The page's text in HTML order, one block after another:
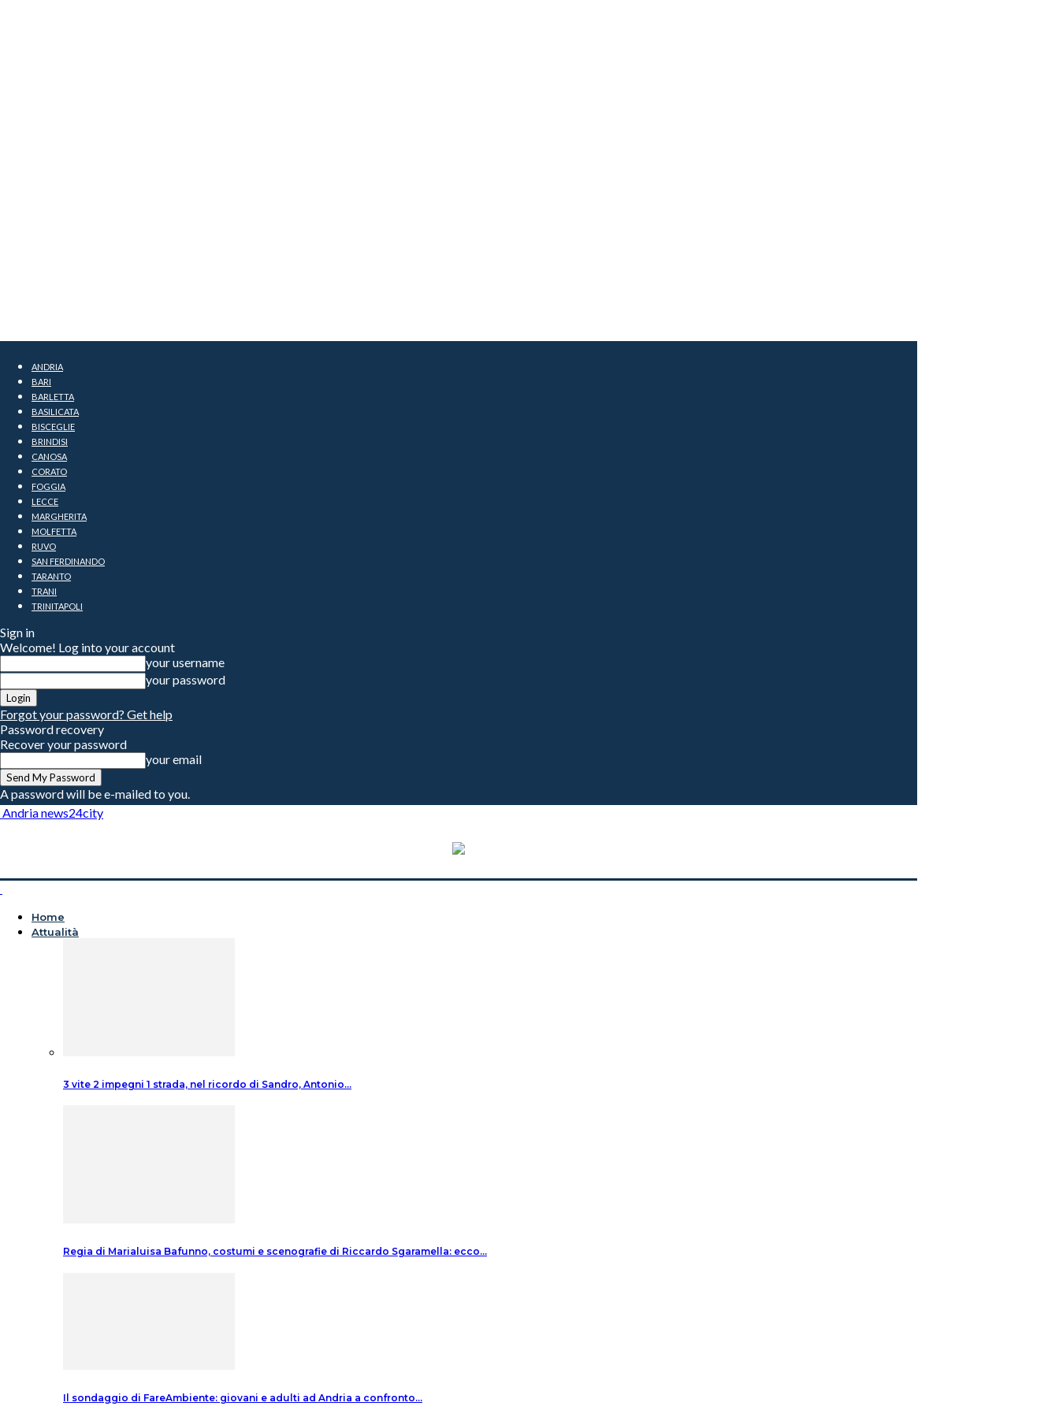
ANDRIA
BARI
BARLETTA
BASILICATA
BISCEGLIE
BRINDISI
CANOSA
CORATO
FOGGIA
LECCE
MARGHERITA
MOLFETTA
RUVO
SAN FERDINANDO
TARANTO
TRANI
TRINITAPOLI
Sign in
Welcome! Log into your account
your username
your password
Forgot your password? Get help
Password recovery
Recover your password
your email
A password will be e-mailed to you.
Andria news24city
Home
Attualità
3 vite 2 impegni 1 strada, nel ricordo di Sandro, Antonio…
Regia di Marialuisa Bafunno, costumi e scenografie di Riccardo Sgaramella: ecco…
Il sondaggio di FareAmbiente: giovani e adulti ad Andria a confronto…